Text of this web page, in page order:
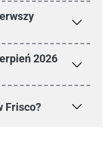
2026
Frisco?